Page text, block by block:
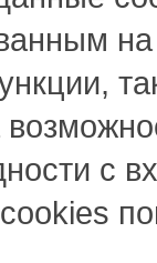
с